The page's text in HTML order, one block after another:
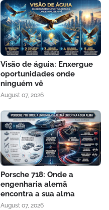
Visão de águia: Enxergue
oportunidades onde
ninguém vê
August 07, 2026
Porsche 718: Onde a
engenharia alemã
encontra a sua alma
August 07, 2026